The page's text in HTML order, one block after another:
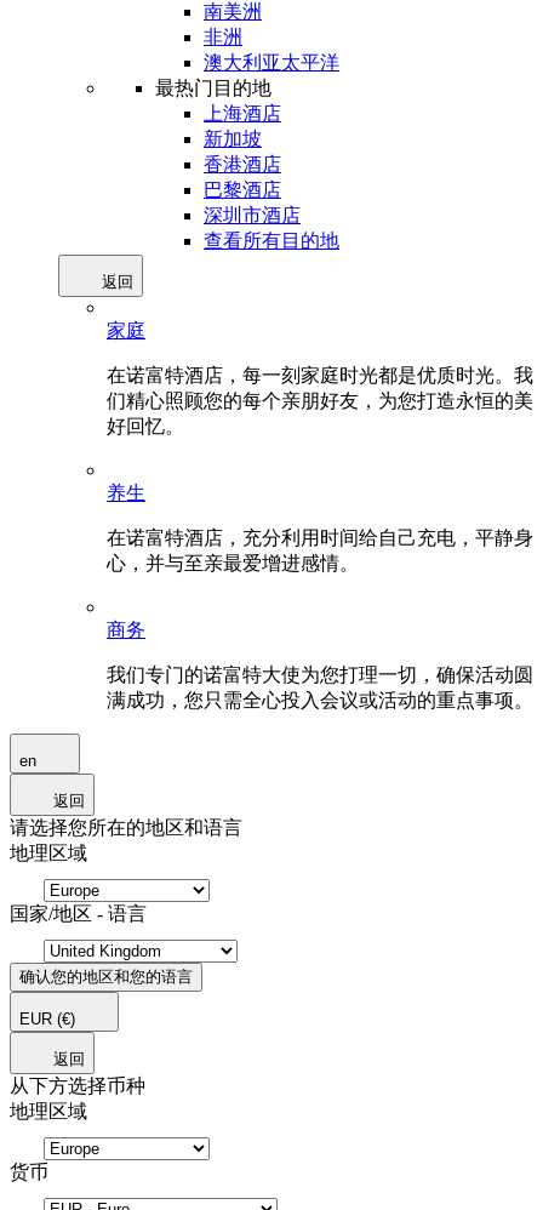
南美洲
非洲
澳大利亚太平洋
最热门目的地
上海酒店
新加坡
香港酒店
巴黎酒店
深圳市酒店
查看所有目的地
返回
家庭
在诺富特酒店，每一刻家庭时光都是优质时光。我
们精心照顾您的每个亲朋好友，为您打造永恒的美
好回忆。
养生
在诺富特酒店，充分利用时间给自己充电，平静身
心，并与至亲最爱增进感情。
商务
我们专门的诺富特大使为您打理一切，确保活动圆
满成功，您只需全心投入会议或活动的重点事项。
en
返回
请选择您所在的地区和语言
地理区域
国家/地区 - 语言
确认您的地区和您的语言
EUR (€)
返回
从下方选择币种
地理区域
货币